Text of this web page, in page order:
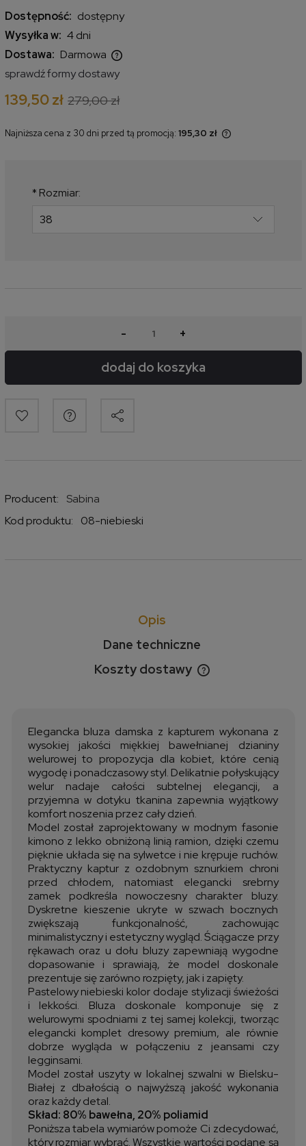
Dostępność: dostępny
Wysyłka w: 4 dni
Dostawa: Darmowa
Cena nie zawiera ewentualnych kosztów płatności
sprawdź formy dostawy
139,50 zł 279,00 zł
Najniższa cena z 30 dni przed tą promocją: 195,30 zł
* Rozmiar:
- +
dodaj do koszyka
Producent:
Sabina
Kod produktu:
08-niebieski
Opis
Dane techniczne
Koszty dostawy
Cena nie zawiera ewentualnych kosztów płatności
Elegancka bluza damska z kapturem wykonana z
wysokiej jakości miękkiej bawełnianej dzianiny
welurowej to propozycja dla kobiet, które cenią
wygodę i ponadczasowy styl. Delikatnie połyskujący
welur nadaje całości subtelnej elegancji, a
przyjemna w dotyku tkanina zapewnia wyjątkowy
komfort noszenia przez cały dzień.
Model został zaprojektowany w modnym fasonie
kimono z lekko obniżoną linią ramion, dzięki czemu
pięknie układa się na sylwetce i nie krępuje ruchów.
Praktyczny kaptur z ozdobnym sznurkiem chroni
przed chłodem, natomiast elegancki srebrny
zamek podkreśla nowoczesny charakter bluzy.
Dyskretne kieszenie ukryte w szwach bocznych
zwiększają funkcjonalność, zachowując
minimalistyczny i estetyczny wygląd. Ściągacze przy
rękawach oraz u dołu bluzy zapewniają wygodne
dopasowanie i sprawiają, że model doskonale
prezentuje się zarówno rozpięty, jak i zapięty.
Pastelowy niebieski kolor dodaje stylizacji świeżości
i lekkości. Bluza doskonale komponuje się z
welurowymi spodniami z tej samej kolekcji, tworząc
elegancki komplet dresowy premium, ale równie
dobrze wygląda w połączeniu z jeansami czy
legginsami.
Model został uszyty w lokalnej szwalni w Bielsku-
Białej z dbałością o najwyższą jakość wykonania
oraz każdy detal.
Skład: 80% bawełna, 20% poliamid
Poniższa tabela wymiarów pomoże Ci zdecydować,
który rozmiar wybrać. Wszystkie wartości podane są